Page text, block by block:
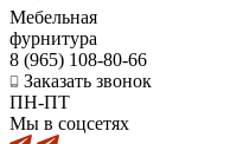
Мебельная
фурнитура
8 (965) 108-80-66
Заказать звонок
ПН-ПТ
Мы в соцсетях